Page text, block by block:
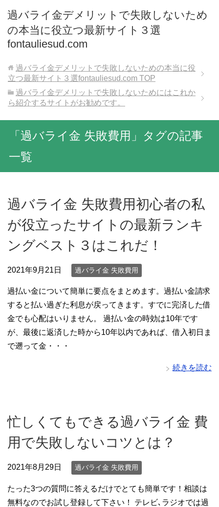
過バライ金デメリットで失敗しないため
の本当に役立つ最新サイト３選
fontauliesud.com
過バライ金デメリットで失敗しないための本当に役
立つ最新サイト３選fontauliesud.com TOP
過バライ金デメリットで失敗しないためにはこれか
ら紹介するサイトがお勧めです。
「過バライ金 失敗費用」タグの記事
一覧
過バライ金 失敗費用初心者の私
が役立ったサイトの最新ランキ
ングベスト３はこれだ！
2021年9月21日 過バライ金 失敗費用
過払い金について簡単に要点をまとめます。過払い金請求
すると払い過ぎた利息が戻ってきます。すでに完済した借
金でも心配はいりません。 過払い金の時効は10年です
が、最後に返済した時から10年以内であれば、借入初日ま
で遡って金・・・
続きを読む
忙しくてもできる過バライ金 費
用で失敗しないコツとは？
2021年8月29日 過バライ金 失敗費用
たった3つの質問に答えるだけでとても簡単です！相談は
無料なのでお試し登録して下さい！ テレビ､ラジオでは過